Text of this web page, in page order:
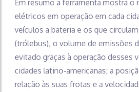
Em resumo a ferramenta mostra o
elétricos em operação em cada
veículos a bateria e os que
(trólebus), o volume de emissões
evitado graças à operação desses
cidades latino-americanas; a
relação às suas frotas e a